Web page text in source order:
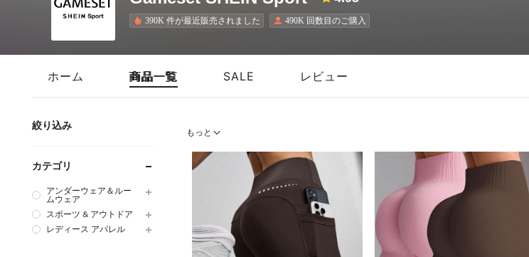
390K 件が最近販売されました 490K 回数目のご購入
ホーム 商品一覧 SALE レビュー
絞り込み
カテゴリ
アンダーウェア＆ルー
ムウェア
スポーツ & アウトドア
レディース アパレル
もっと